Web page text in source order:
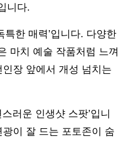
니다.
특한 매력’입니다. 다양한
마치 예술 작품처럼 느껴
장 앞에서 개성 넘치는
러운 인생샷 스팟’입니
이 잘 드는 포토존이 숨